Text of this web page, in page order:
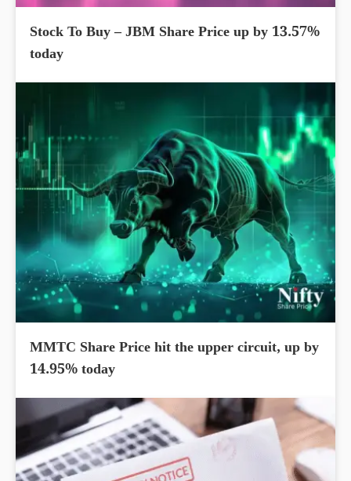
Stock To Buy – JBM Share Price up by 13.57%
today
MMTC Share Price hit the upper circuit, up by
14.95% today